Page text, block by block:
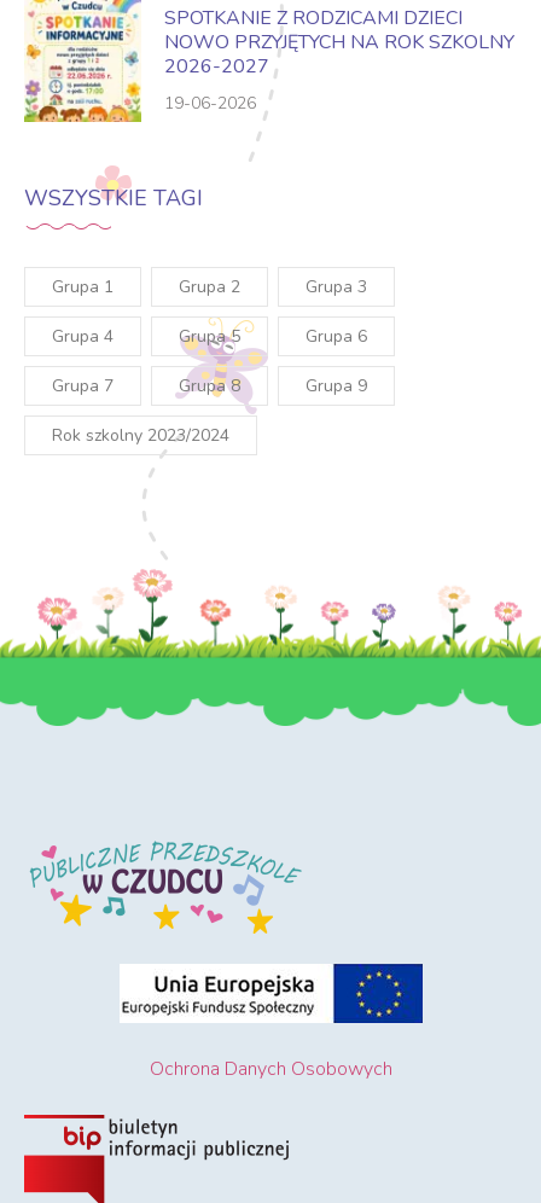
SPOTKANIE Z RODZICAMI DZIECI
NOWO PRZYJĘTYCH NA ROK SZKOLNY
2026-2027
19-06-2026
WSZYSTKIE TAGI
Grupa 1 Grupa 2 Grupa 3
Grupa 4 Grupa 5 Grupa 6
Grupa 7 Grupa 8 Grupa 9
Rok szkolny 2023/2024
Ochrona Danych Osobowych